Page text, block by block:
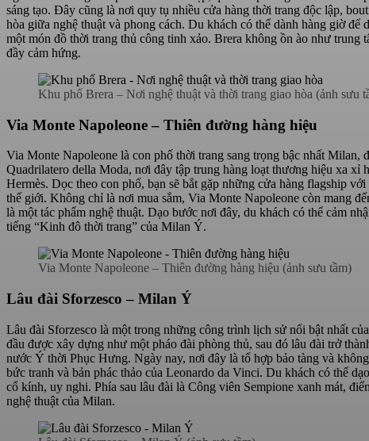
sáng tạo. Đây cũng là nơi quy tụ nhiều cửa hàng thời trang độc lập,
hòa giữa nghệ thuật và phong cách. Du khách có thể dành hàng giờ
một món đồ thời trang thủ công tinh xảo. Brera không ồn ào như trung
đầy cảm hứng.
Khu phố Brera – Nơi nghệ thuật và thời trang giao hòa (ảnh sưu
Via Monte Napoleone – Thiên đường hàng hiệu
Via Monte Napoleone là con phố thời trang sang trọng bậc nhất
Quadrilatero della Moda, nơi đây tập trung hàng loạt thương hiệu xa
Hermès. Dọc theo con phố, bạn sẽ bắt gặp những cửa hàng flagship
thế giới. Không chỉ là nơi mua sắm, Via Monte Napoleone còn mang
là một tác phẩm nghệ thuật. Dạo bước nơi đây, du khách có thể cảm
tiếng “Kinh đô thời trang” của Milan Ý.
Via Monte Napoleone – Thiên đường hàng hiệu (ảnh sưu tầm)
Lâu đài Sforzesco – Milan Ý
Lâu đài Sforzesco là một trong những công trình lịch sử nổi bật nhất
đầu được xây dựng như một pháo đài phòng thủ, sau đó lâu đài trở
nước Ý thời Phục Hưng. Ngày nay, nơi đây là tổ hợp bảo tàng và
bức tranh và bản phác thảo của Leonardo da Vinci. Du khách có thể
cổ kính, uy nghi. Phía sau lâu đài là Công viên Sempione xanh mát,
nghệ thuật của Milan.